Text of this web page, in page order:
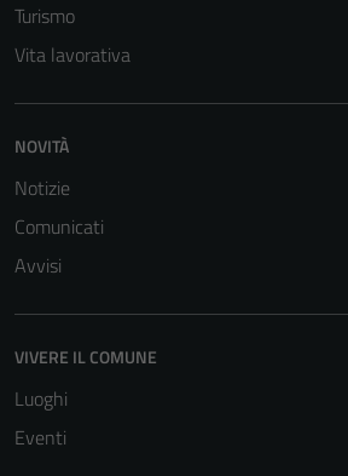
Turismo
Vita lavorativa
NOVITÀ
Notizie
Comunicati
Avvisi
VIVERE IL COMUNE
Luoghi
Eventi